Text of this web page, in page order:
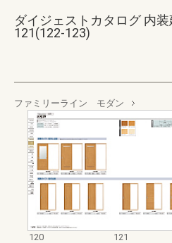
ダイジェストカタログ 内
121(122-123)
ファミリーライン モダン
120
121